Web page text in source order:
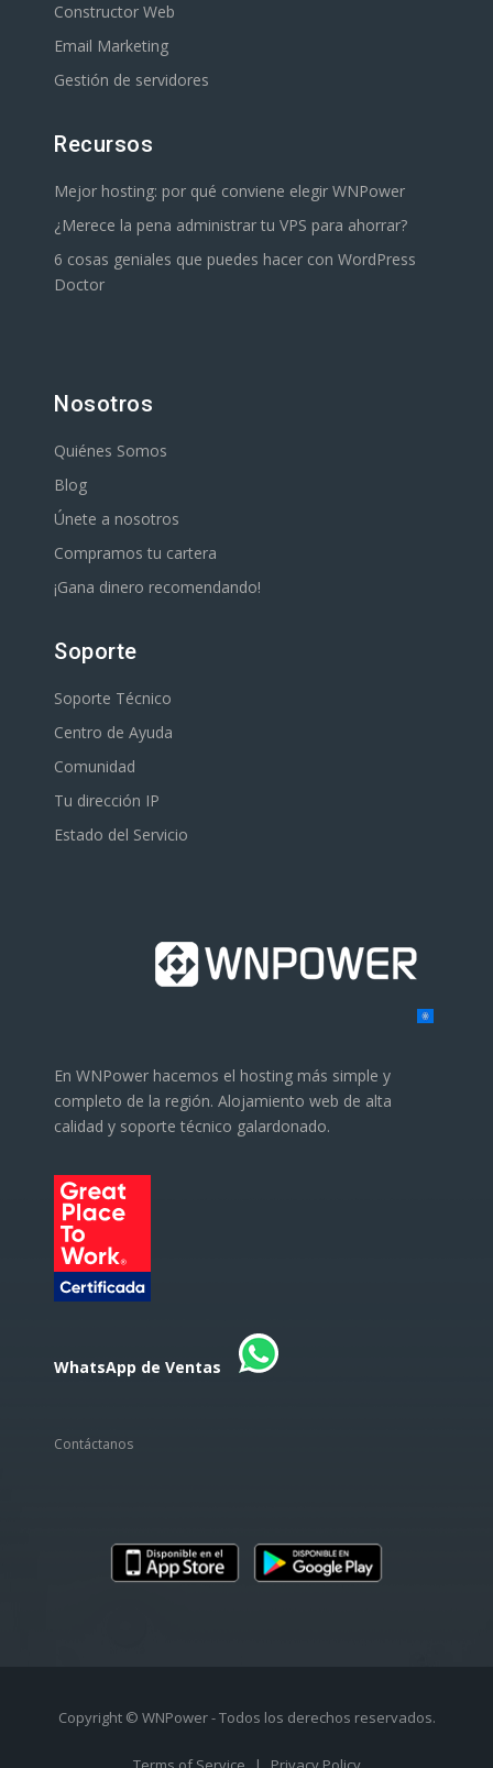
Constructor Web
Email Marketing
Gestión de servidores
Recursos
Mejor hosting: por qué conviene elegir WNPower
¿Merece la pena administrar tu VPS para ahorrar?
6 cosas geniales que puedes hacer con WordPress
Doctor
Nosotros
Quiénes Somos
Blog
Únete a nosotros
Compramos tu cartera
¡Gana dinero recomendando!
Soporte
Soporte Técnico
Centro de Ayuda
Comunidad
Tu dirección IP
Estado del Servicio
En WNPower hacemos el hosting más simple y
completo de la región. Alojamiento web de alta
calidad y soporte técnico galardonado.
WhatsApp de Ventas
Contáctanos
Copyright © WNPower - Todos los derechos reservados.